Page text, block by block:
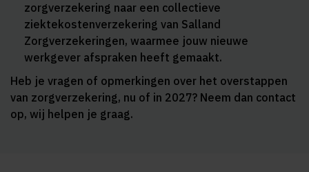
zorgverzekering naar een collectieve
ziektekostenverzekering van Salland
Zorgverzekeringen, waarmee jouw nieuwe
werkgever afspraken heeft gemaakt.
Heb je vragen of opmerkingen over het overstappen
van zorgverzekering, nu of in 2027? Neem dan contact
op, wij helpen je graag.